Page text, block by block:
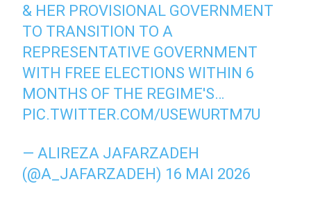
& HER PROVISIONAL GOVERNMENT
TO TRANSITION TO A
REPRESENTATIVE GOVERNMENT
WITH FREE ELECTIONS WITHIN 6
MONTHS OF THE REGIME'S…
PIC.TWITTER.COM/USEWURTM7U
— ALIREZA JAFARZADEH
(@A_JAFARZADEH) 16 MAI 2026